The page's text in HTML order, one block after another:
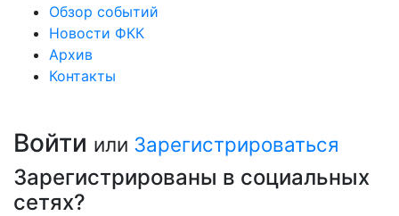
Обзор событий
Новости ФКК
Архив
Контакты
Войти или Зарегистрироваться
Зарегистрированы в социальных
сетях?